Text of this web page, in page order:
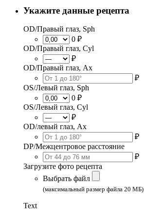
Укажите данные рецепта
OD/Правый глаз, Sph
0 ₽
OD/Правый глаз, Cyl
₽
OD/Правый глаз, Ax
₽
OS/Левый глаз, Sph
0 ₽
OS/Левый глаз, Cyl
₽
OD/левый глаз, Ax
₽
DP/Межцентровое расстояние
₽
Загрузите фото рецепта
Выбрать файл
(максимальный размер файла 20 МБ)
Text